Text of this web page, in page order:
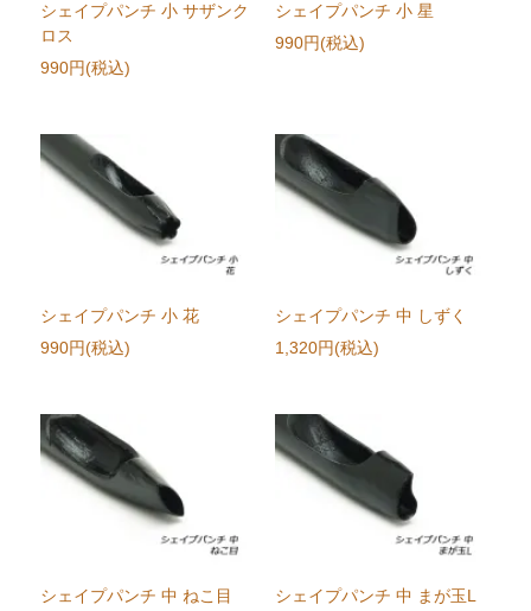
シェイプパンチ 小 サザンク
ロス
990円(税込)
シェイプパンチ 小 星
990円(税込)
シェイプパンチ 小 花
990円(税込)
シェイプパンチ 中 しずく
1,320円(税込)
シェイプパンチ 中 ねこ目
シェイプパンチ 中 まが玉L